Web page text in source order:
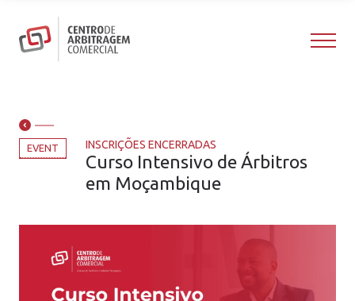
EVENT INSCRIÇÕES ENCERRADAS
Curso Intensivo de Árbitros
em Moçambique